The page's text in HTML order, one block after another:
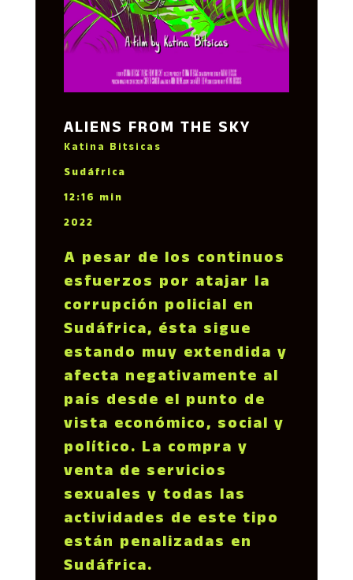
ALIENS FROM THE SKY
Katina Bitsicas
Sudáfrica
12:16 min
2022
A pesar de los continuos
esfuerzos por atajar la
corrupción policial en
Sudáfrica, ésta sigue
estando muy extendida y
afecta negativamente al
país desde el punto de
vista económico, social y
político. La compra y
venta de servicios
sexuales y todas las
actividades de este tipo
están penalizadas en
Sudáfrica.